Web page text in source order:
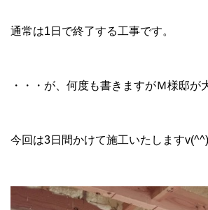
通常は1日で終了する工事です。
・・・が、何度も書きますがＭ様邸が
今回は3日間かけて施工いたしますv(^^)